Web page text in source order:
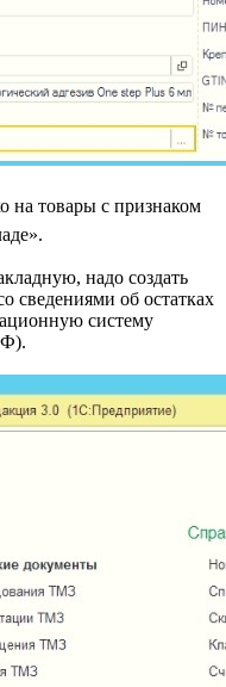
товары с признаком
надо создать
об остатках
систему